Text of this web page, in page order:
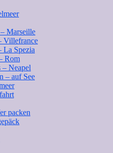
Marseille
Villefrance
La Spezia
Rom
– Neapel
– auf See
packen